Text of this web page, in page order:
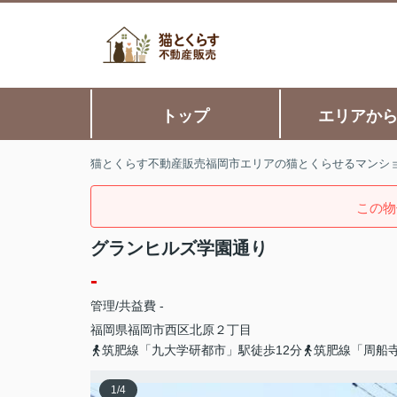
トップ エリアか
猫とくらす不動産販売福岡市エリアの猫とくらせるマンシ
この
グランヒルズ学園通り
-
管理/共益費 -
福岡県福岡市西区北原２丁目
筑肥線「九大学研都市」駅徒歩12分
筑肥線「周船
1/4